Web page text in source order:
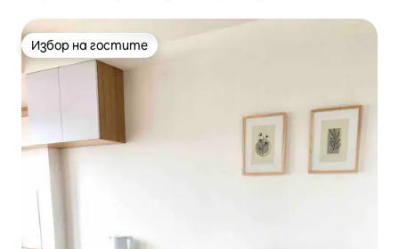
Избор на гостите
Избор на гостите